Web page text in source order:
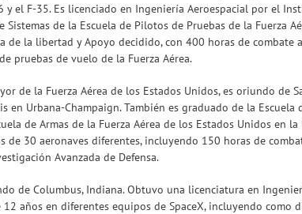
y el F-35. Es licenciado en Ingeniería Aeroespacial por el
de la Escuela de Pilotos de Pruebas de la Fuerza
de la libertad y Apoyo decidido, con 400 horas de combate
pruebas de vuelo de la Fuerza Aérea.
de la Fuerza Aérea de los Estados Unidos, es oriundo
Urbana-Champaign. También es graduado de la
de Armas de la Fuerza Aérea de los Estados Unidos en
de 30 aeronaves diferentes, incluyendo 150 horas de
Avanzada de Defensa.
de Columbus, Indiana. Obtuvo una licenciatura en
años en diferentes equipos de SpaceX, incluyendo